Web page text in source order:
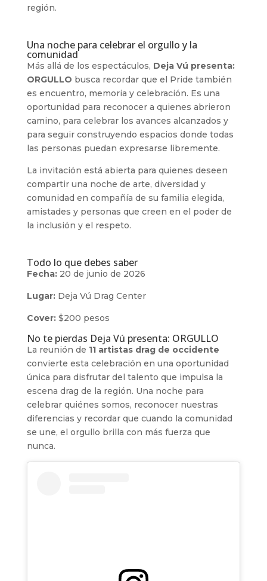
región.
Una noche para celebrar el orgullo y la
comunidad
Más allá de los espectáculos, Deja Vú presenta:
ORGULLO busca recordar que el Pride también
es encuentro, memoria y celebración. Es una
oportunidad para reconocer a quienes abrieron
camino, para celebrar los avances alcanzados y
para seguir construyendo espacios donde todas
las personas puedan expresarse libremente.
La invitación está abierta para quienes deseen
compartir una noche de arte, diversidad y
comunidad en compañía de su familia elegida,
amistades y personas que creen en el poder de
la inclusión y el respeto.
Todo lo que debes saber
Fecha:20 de junio de 2026
Lugar:Deja Vú Drag Center
Cover:$200 pesos
No te pierdas Deja Vú presenta: ORGULLO
La reunión de 11 artistas drag de occidente
convierte esta celebración en una oportunidad
única para disfrutar del talento que impulsa la
escena drag de la región. Una noche para
celebrar quiénes somos, reconocer nuestras
diferencias y recordar que cuando la comunidad
se une, el orgullo brilla con más fuerza que
nunca.